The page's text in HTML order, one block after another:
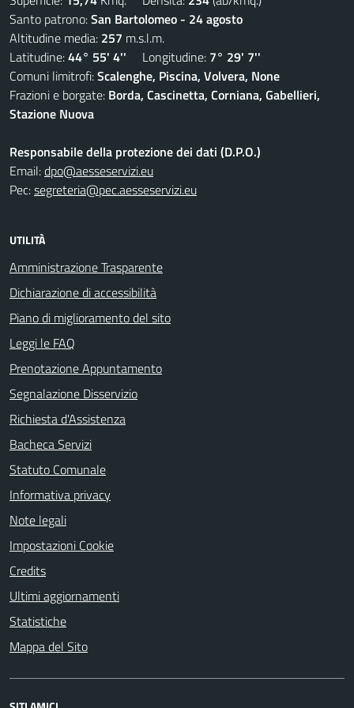
Santo patrono:San Bartolomeo - 24 agosto
Altitudine media: 257 m.s.l.m.
Latitudine:44° 55' 4'' Longitudine: 7° 29' 7''
Comuni limitrofi:Scalenghe, Piscina, Volvera, None
Frazioni e borgate: Borda, Cascinetta, Corniana, Gabellieri,
Stazione Nuova
Responsabile della protezione dei dati (D.P.O.)
Email:dpo@aesseservizi.eu
Pec:segreteria@pec.aesseservizi.eu
UTILITÀ
Amministrazione Trasparente
Dichiarazione di accessibilità
Piano di miglioramento del sito
Leggi le FAQ
Prenotazione Appuntamento
Segnalazione Disservizio
Richiesta d'Assistenza
Bacheca Servizi
Statuto Comunale
Informativa privacy
Note legali
Impostazioni Cookie
Credits
Ultimi aggiornamenti
Statistiche
Mappa del Sito